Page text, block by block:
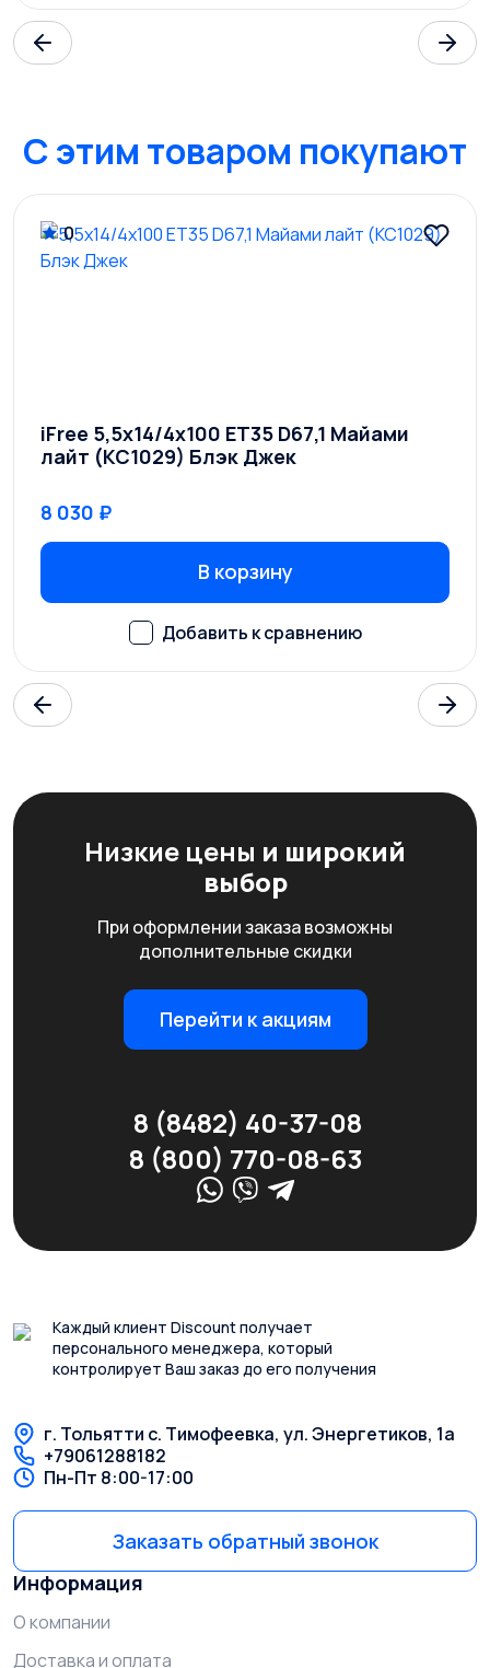
C этим товаром покупают
0
iFree 5,5x14/4x100 ET35 D67,1 Майами
лайт (КС1029) Блэк Джек
8 030 ₽
В корзину
Низкие цены и широкий
выбор
При оформлении заказа возможны
дополнительные скидки
Перейти к акциям
8 (8482) 40-37-08
8 (800) 770-08-63
Каждый клиент Discount получает
персонального менеджера, который
контролирует Ваш заказ до его получения
г. Тольятти с. Тимофеевка, ул. Энергетиков, 1а
+79061288182
Пн-Пт 8:00-17:00
Заказать обратный звонок
Информация
О компании
Доставка и оплата